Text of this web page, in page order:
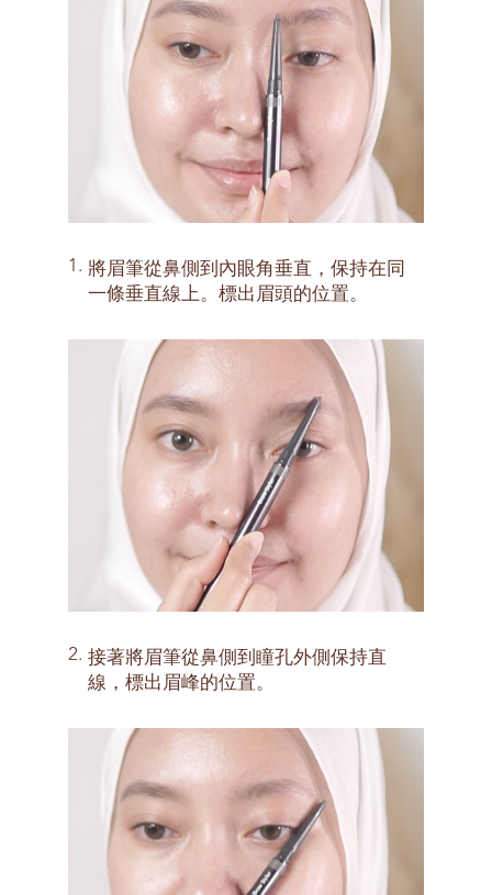
1. 將眉筆從鼻側到內眼角垂直，保持在同
一條垂直線上。標出眉頭的位置。
2. 接著將眉筆從鼻側到瞳孔外側保持直
線，標出眉峰的位置。